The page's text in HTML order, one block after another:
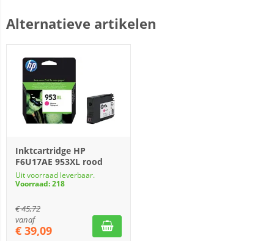
Alternatieve artikelen
Inktcartridge HP
F6U17AE 953XL rood
Uit voorraad leverbaar.
Voorraad: 218
€45,72
vanaf
€ 39,09